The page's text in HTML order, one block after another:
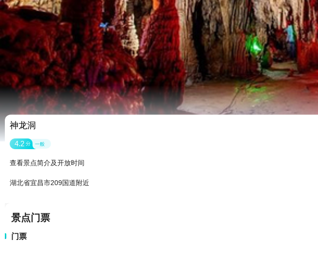
神龙洞
4.2 分 一般
查看景点简介及开放时间
湖北省宜昌市209国道附近
景点门票
门票